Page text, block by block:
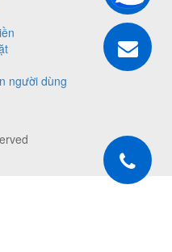
người dùng